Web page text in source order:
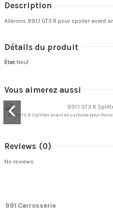
Description
Ailerons 991.1 GT3 R pour spoiler avant
Détails du produit
État Neuf
Vous aimerez aussi
991.1 GT3 R Splitter avant en carbone pour
Reviews (0)
No reviews
991 Carrosserie